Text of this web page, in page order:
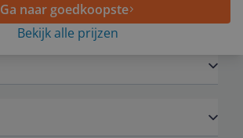
Ga naar goedkoopste
Bekijk alle prijzen